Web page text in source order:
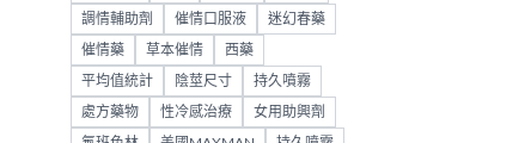
調情輔助劑 催情口服液 迷幻春藥
催情藥 草本催情 西藥
平均值統計 陰莖尺寸 持久噴霧
處方藥物 性冷感治療 女用助興劑